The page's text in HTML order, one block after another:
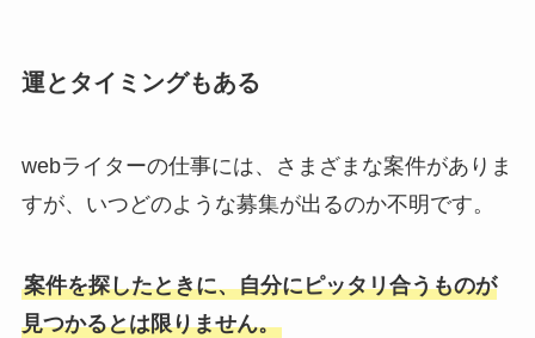
運とタイミングもある
webライターの仕事には、さまざまな案件がありま
すが、いつどのような募集が出るのか不明です。
案件を探したときに、自分にピッタリ合うものが
見つかるとは限りません。